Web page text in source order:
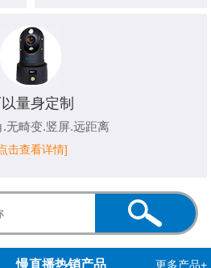
量身定制
无畸变.竖屏.远距离
击查看详情]
慢直播热销产品 更多产品+